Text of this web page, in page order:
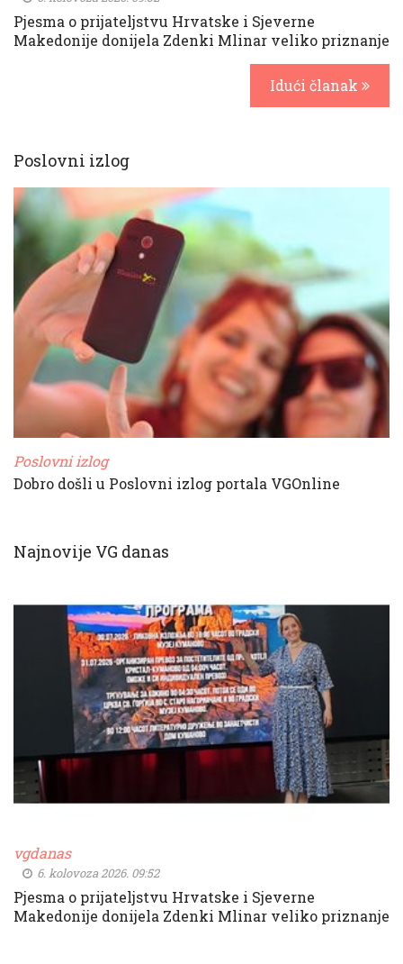
Pjesma o prijateljstvu Hrvatske i Sjeverne
Makedonije donijela Zdenki Mlinar veliko priznanje
Idući članak
Poslovni izlog
Poslovni izlog
Dobro došli u Poslovni izlog portala VGOnline
Najnovije VG danas
vgdanas
6. kolovoza 2026. 09:52
Pjesma o prijateljstvu Hrvatske i Sjeverne
Makedonije donijela Zdenki Mlinar veliko priznanje